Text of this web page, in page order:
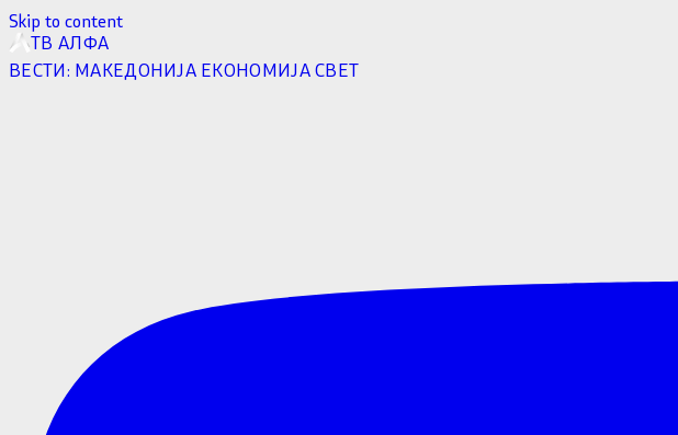
Skip to content
ТВ АЛФА
ВЕСТИ: МАКЕДОНИЈА ЕКОНОМИЈАСВЕТ